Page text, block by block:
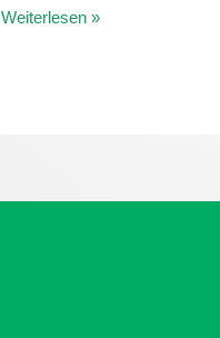
Weiterlesen »